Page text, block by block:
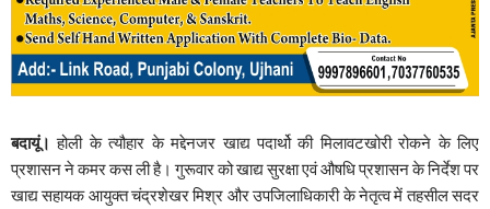
बदायूं। होली के त्यौहार के मद्देनजर खाद्य पदार्थो की मिलावटखोरी रोकने के लिए
प्रशासन ने कमर कस ली है। गुरूवार को खाद्य सुरक्षा एवं औषधि प्रशासन के निर्देश पर
खाद्य सहायक आयुक्त चंद्रशेखर मिश्र और उपजिलाधिकारी के नेतृत्व में तहसील सदर